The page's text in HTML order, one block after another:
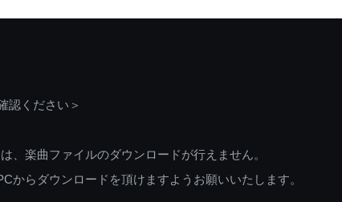
認ください＞
、楽曲ファイルのダウンロードが行えません。
からダウンロードを頂けますようお願いいたします。